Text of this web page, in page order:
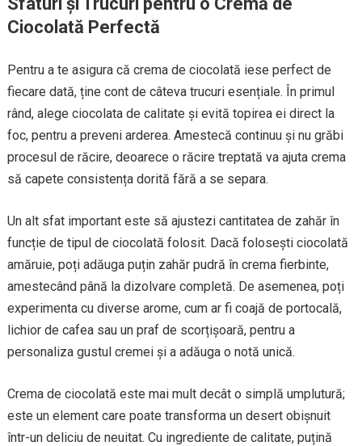
Ciocolată Perfectă
Pentru a te asigura că crema de ciocolată iese perfect de
fiecare dată, ține cont de câteva trucuri esențiale. În primul
rând, alege ciocolata de calitate și evită topirea ei direct la
foc, pentru a preveni arderea. Amestecă continuu și nu grăbi
procesul de răcire, deoarece o răcire treptată va ajuta crema
să capete consistența dorită fără a se separa.
Un alt sfat important este să ajustezi cantitatea de zahăr în
funcție de tipul de ciocolată folosit. Dacă folosești ciocolată
amăruie, poți adăuga puțin zahăr pudră în crema fierbinte,
amestecând până la dizolvare completă. De asemenea, poți
experimenta cu diverse arome, cum ar fi coajă de portocală,
lichior de cafea sau un praf de scorțișoară, pentru a
personaliza gustul cremei și a adăuga o notă unică.
Crema de ciocolată este mai mult decât o simplă umplutură;
este un element care poate transforma un desert obișnuit
într-un deliciu de neuitat. Cu ingrediente de calitate, puțină